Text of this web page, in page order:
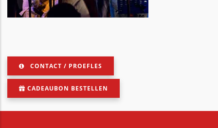
CONTACT / PROEFLES
CADEAUBON BESTELLEN